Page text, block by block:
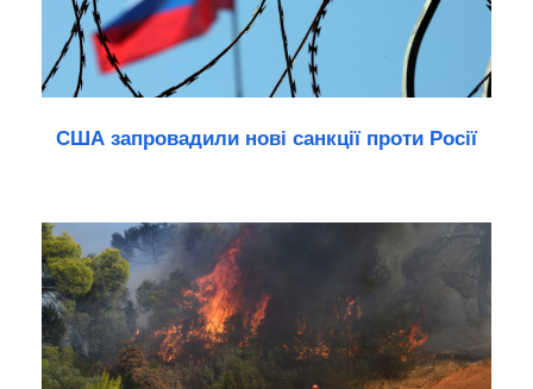
США запровадили нові санкції проти Росії